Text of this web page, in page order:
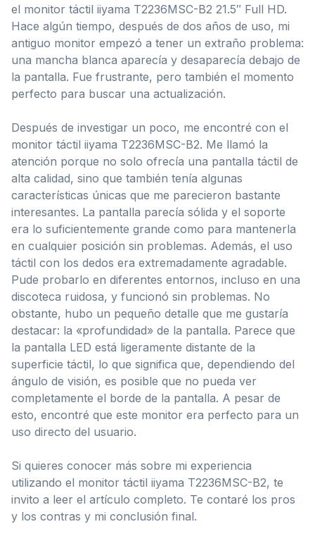
el monitor táctil iiyama T2236MSC-B2 21.5″ Full HD.
Hace algún tiempo, después de dos años de uso, mi
antiguo monitor empezó a tener un extraño problema:
una mancha blanca aparecía y desaparecía debajo de
la pantalla. Fue frustrante, pero también el momento
perfecto para buscar una actualización.
Después de investigar un poco, me encontré con el
monitor táctil iiyama T2236MSC-B2. Me llamó la
atención porque no solo ofrecía una pantalla táctil de
alta calidad, sino que también tenía algunas
características únicas que me parecieron bastante
interesantes. La pantalla parecía sólida y el soporte
era lo suficientemente grande como para mantenerla
en cualquier posición sin problemas. Además, el uso
táctil con los dedos era extremadamente agradable.
Pude probarlo en diferentes entornos, incluso en una
discoteca ruidosa, y funcionó sin problemas. No
obstante, hubo un pequeño detalle que me gustaría
destacar: la «profundidad» de la pantalla. Parece que
la pantalla LED está ligeramente distante de la
superficie táctil, lo que significa que, dependiendo del
ángulo de visión, es posible que no pueda ver
completamente el borde de la pantalla. A pesar de
esto, encontré que este monitor era perfecto para un
uso directo del usuario.
Si quieres conocer más sobre mi experiencia
utilizando el monitor táctil iiyama T2236MSC-B2, te
invito a leer el artículo completo. Te contaré los pros
y los contras y mi conclusión final.